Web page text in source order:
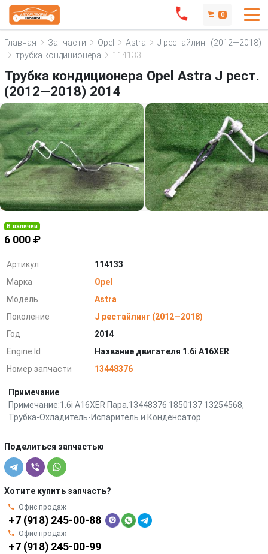
0
Главная Запчасти Opel Astra
J рестайлинг (2012—2018)
трубка кондиционера
114133
Трубка кондиционера Opel Astra J рест.
(2012—2018) 2014
В наличии
6 000 ₽
Артикул
114133
Марка
Opel
Модель
Astra
Поколение
J рестайлинг (2012—2018)
Год
2014
Engine Id
Название двигателя 1.6i A16XER
Номер запчасти
13448376
Примечание
Примечание:1.6i A16XER Пара,13448376 1850137 13254568,
Трубка-Охладитель-Испаритель и Конденсатор.
Поделиться запчастью
Хотите купить запчасть?
Офис продаж
+7 (918) 245-00-88
Офис продаж
+7 (918) 245-00-99